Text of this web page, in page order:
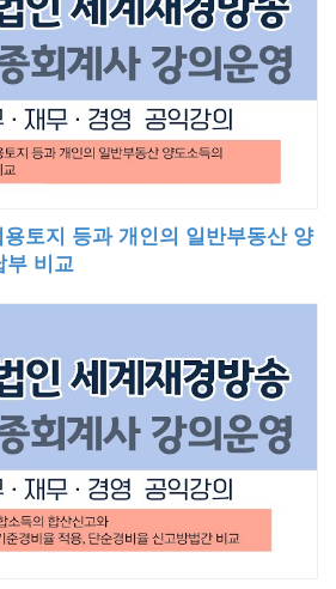
토지 등과 개인의 일반부동산 양
부 비교